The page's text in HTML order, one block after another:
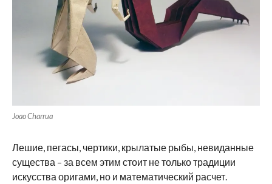
Joao Charrua
Лешие, пегасы, чертики, крылатые рыбы, невиданные
существа – за всем этим стоит не только традиции
искусства оригами, но и математический расчет.